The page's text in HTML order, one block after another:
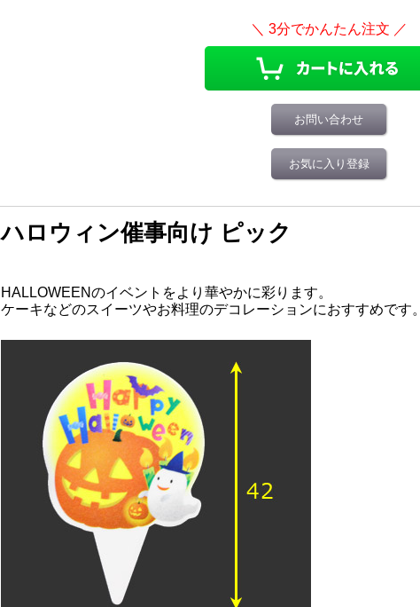
お問い合わせ
お気に入り登録
ハロウィン催事向け ピック
HALLOWEENのイベントをより華やかに彩ります。
ケーキなどのスイーツやお料理のデコレーションにおすすめです。